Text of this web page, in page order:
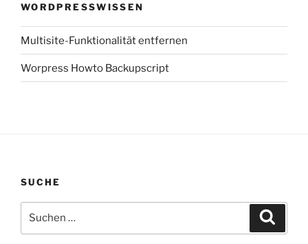
WORDPRESSWISSEN
Multisite-Funktionalität entfernen
Worpress Howto Backupscript
SUCHE
nach: